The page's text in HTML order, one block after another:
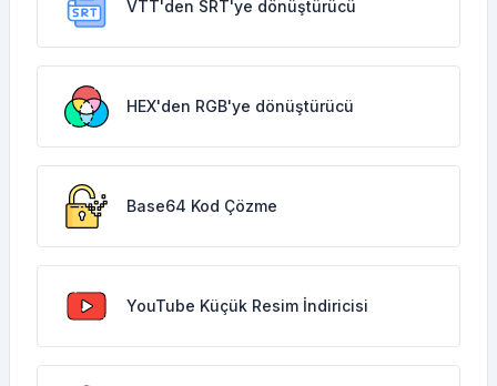
VTT'den SRT'ye dönüştürücü
HEX'den RGB'ye dönüştürücü
Base64 Kod Çözme
YouTube Küçük Resim İndiricisi